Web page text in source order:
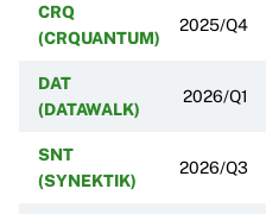
CRQ
(CRQUANTUM)
2025/Q4
DAT
(DATAWALK)
2026/Q1
SNT
(SYNEKTIK)
2026/Q3